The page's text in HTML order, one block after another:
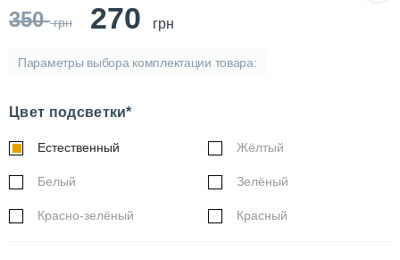
350грн 270 грн
Параметры выбора комплектации товара:
Цвет подсветки*
Естественный Жёлтый
Белый Зелёный
Красно-зелёный Красный